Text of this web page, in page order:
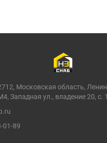
Московская область,
Западная ул., владение 20, с. 1
01-89